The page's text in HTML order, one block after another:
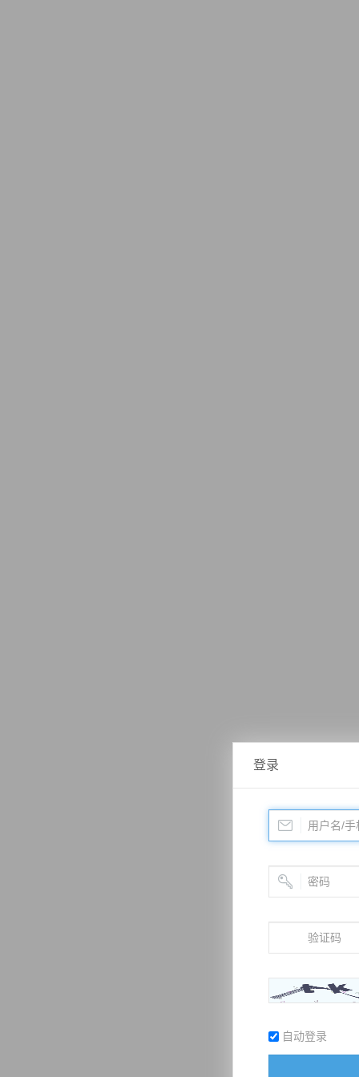
登录
自动登录